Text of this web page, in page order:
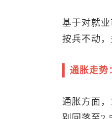
基于对就
按兵不动
通胀走势
通胀方面